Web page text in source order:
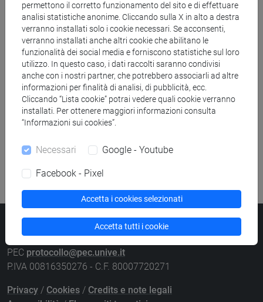
Ricerca aule
Ricerca sedi
Ricerca strutture
Ricerca pubblicazioni
Università Ca’ Foscari
Dorsoduro 3246, 30123 Venezia
PEC protocollo@pec.unive.it
P.IVA 00816350276 - C.F. 80007720271
Privacy / Cookies / Credits e note legali
permettono il corretto funzionamento del sito e di effettuare
analisi statistiche anonime. Cliccando sulla X in alto a destra
verranno installati solo i cookie necessari. Se acconsenti,
verranno installati anche altri cookie che abilitano le
funzionalità dei social media e forniscono statistiche sul loro
utilizzo. In questo caso, i dati raccolti saranno condivisi
anche con i nostri partner, che potrebbero associarli ad altre
informazioni per finalità di analisi, di pubblicità, ecc.
Cliccando “Lista cookie” potrai vedere quali cookie verranno
installati. Per ottenere maggiori informazioni consulta
“Informazioni sui cookies”.
Necessari Google - Youtube
Facebook - Pixel
Accetta i cookies selezionati
Accetta tutti i cookie